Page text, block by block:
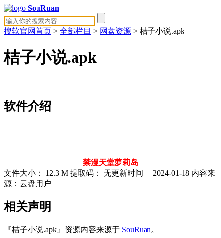
SouRuan
搜软官网首页 > 全部栏目 > 网盘资源 > 桔子小说.apk
桔子小说.apk
软件介绍
禁漫天堂萝莉岛
文件大小：
12.3 M 提取码： 无更新时间： 2024-01-18 内容来
源：云盘用户
相关声明
『桔子小说.apk』资源内容来源于 SouRuan。